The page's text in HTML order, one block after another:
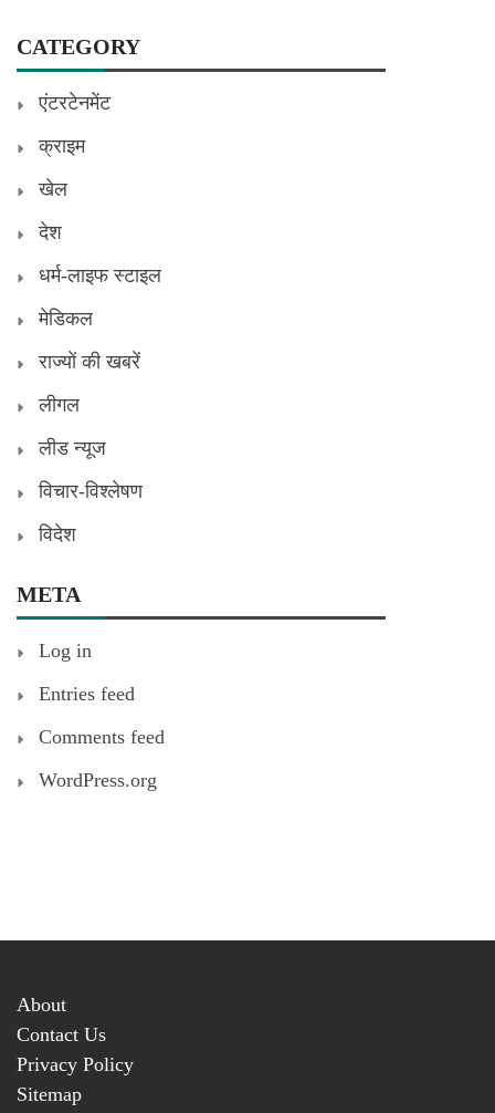
CATEGORY
एंटरटेनमेंट
क्राइम
खेल
देश
धर्म-लाइफ स्टाइल
मेडिकल
राज्यों की खबरें
लीगल
लीड न्यूज
विचार-विश्लेषण
विदेश
META
Log in
Entries feed
Comments feed
WordPress.org
About
Contact Us
Privacy Policy
Sitemap